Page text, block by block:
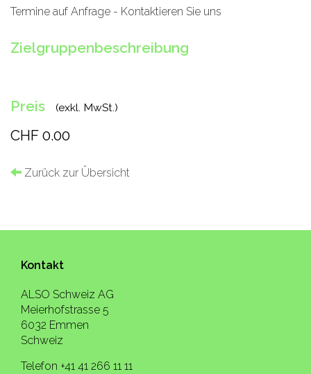
Termine auf Anfrage - Kontaktieren Sie uns
Zielgruppenbeschreibung
Preis (exkl. MwSt.)
CHF 0.00
Zurück zur Übersicht
Kontakt
ALSO Schweiz AG
Meierhofstrasse 5
6032 Emmen
Schweiz
Telefon +41 41 266 11 11